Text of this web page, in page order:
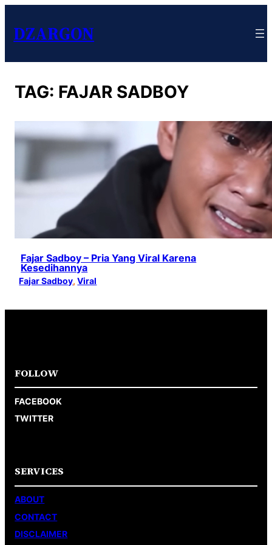
DZARGON
TAG: FAJAR SADBOY
Fajar Sadboy – Pria Yang Viral Karena
Kesedihannya
Fajar Sadboy, Viral
FOLLOW
FACEBOOK
TWITTER
SERVICES
ABOUT
CONTACT
DISCLAIMER